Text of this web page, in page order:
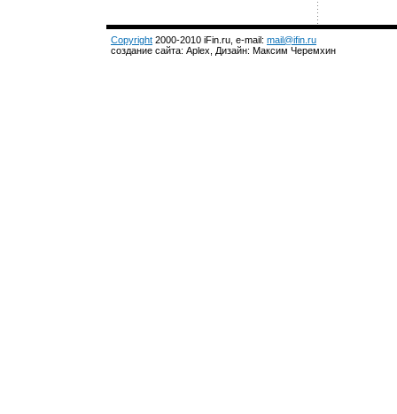
Copyright 2000-2010 iFin.ru, e-mail: mail@ifin.ru
создание сайта: Aplex, Дизайн: Максим Черемхин